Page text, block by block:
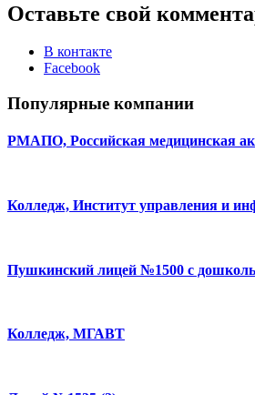
Оставьте свой
В контакте
Facebook
Популярные компании
РМАПО, Российская медицинская
Колледж, Институт управления и
Пушкинский лицей №1500 с
Колледж, МГАВТ